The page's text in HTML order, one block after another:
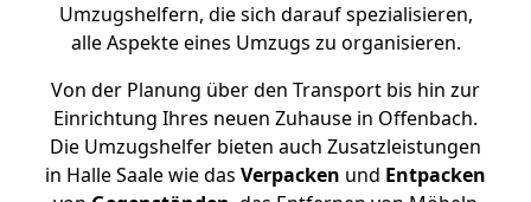
Umzugshelfern, die sich darauf spezialisieren,
alle Aspekte eines Umzugs zu organisieren.
Von der Planung über den Transport bis hin zur
Einrichtung Ihres neuen Zuhause in Offenbach.
Die Umzugshelfer bieten auch Zusatzleistungen
in Halle Saale wie das Verpacken und Entpacken